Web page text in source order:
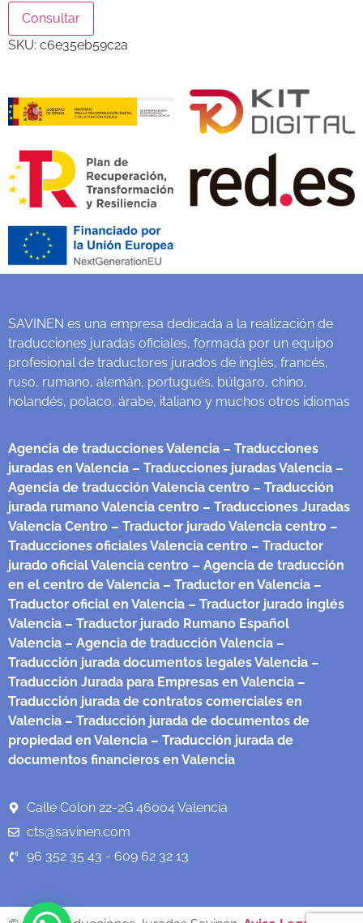
Consultar
SKU: c6e35eb59c2a
SAVINEN es una empresa dedicada a la realización de
traducciones juradas oficiales, formada por un equipo
profesional de traductores jurados de inglés, francés,
ruso, rumano, alemán, portugués, búlgaro, chino,
holandés, polaco, árabe, italiano y muchos otros idiomas
Agencia de traducciones Valencia – Traducciones
juradas en Valencia – Traducciones juradas Valencia –
Agencia de traducción Valencia centro – Traducción
jurada rumano Valencia centro – Traducciones Juradas
Valencia Centro – Traductor jurado Valencia centro –
Traducciones oficiales Valencia centro – Traductor
jurado oficial Valencia centro – Agencia de traducción
en el centro de Valencia – Traductor en Valencia –
Traductor oficial en Valencia – Traductor jurado inglés
Valencia – Traductor jurado Rumano Español
Valencia – Agencia de traducción Valencia –
Traducción jurada documentos legales Valencia –
Traducción Jurada para Empresas en Valencia –
Traducción jurada de contratos comerciales en
Valencia – Traducción jurada de documentos de
propiedad en Valencia – Traducción jurada de
documentos financieros en Valencia
Calle Colon 22-2G 46004 Valencia
cts@savinen.com
96 352 35 43 - 609 62 32 13